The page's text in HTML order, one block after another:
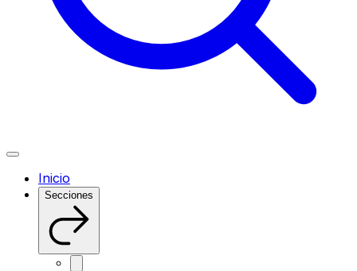
Inicio
Secciones